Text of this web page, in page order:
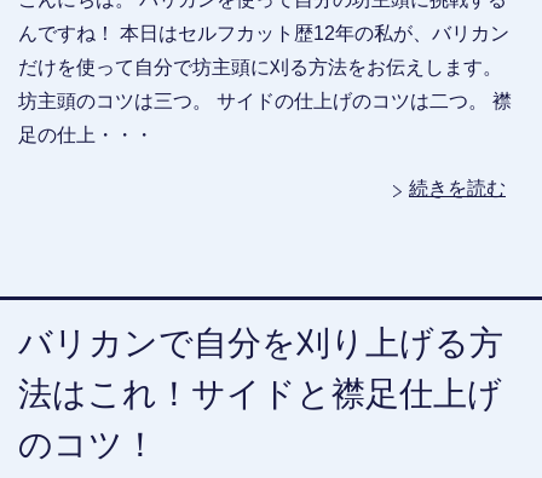
んですね！ 本日はセルフカット歴12年の私が、バリカン
だけを使って自分で坊主頭に刈る方法をお伝えします。
坊主頭のコツは三つ。 サイドの仕上げのコツは二つ。 襟
足の仕上・・・
続きを読む
バリカンで自分を刈り上げる方
法はこれ！サイドと襟足仕上げ
のコツ！